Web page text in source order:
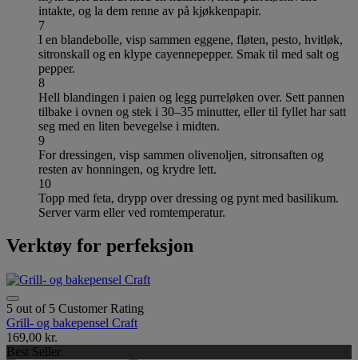
intakte, og la dem renne av på kjøkkenpapir.
7
I en blandebolle, visp sammen eggene, fløten, pesto, hvitløk,
sitronskall og en klype cayennepepper. Smak til med salt og
pepper.
8
Hell blandingen i paien og legg purreløken over. Sett pannen
tilbake i ovnen og stek i 30–35 minutter, eller til fyllet har satt
seg med en liten bevegelse i midten.
9
For dressingen, visp sammen olivenoljen, sitronsaften og
resten av honningen, og krydre lett.
10
Topp med feta, drypp over dressing og pynt med basilikum.
Server varm eller ved romtemperatur.
Verktøy for perfeksjon
5 out of 5 Customer Rating
Grill- og bakepensel Craft
169,00 kr.
Best Seller